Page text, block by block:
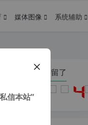
媒体图像 系统辅助
您在本页停留了
信本站”